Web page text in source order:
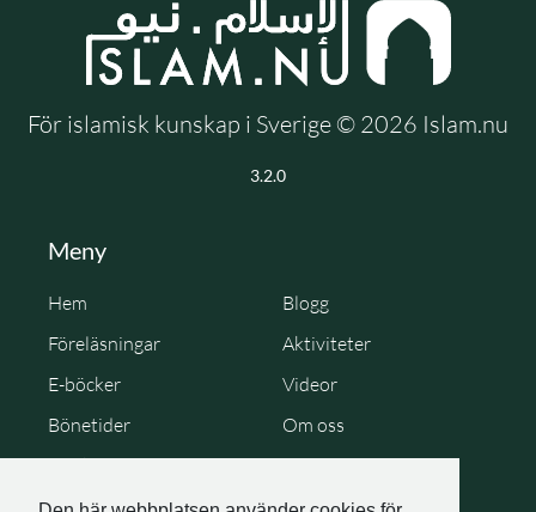
För islamisk kunskap i Sverige © 2026 Islam.nu
3.2.0
Meny
Hem
Blogg
Föreläsningar
Aktiviteter
E-böcker
Videor
Bönetider
Om oss
Cookie Policy
Personuppgiftspolicy